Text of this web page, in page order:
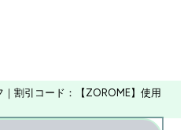
割引コード：【ZOROME】使用